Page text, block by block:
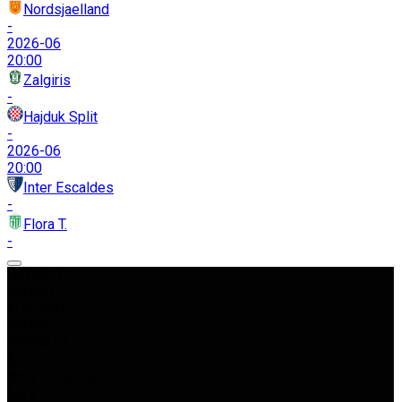
Nordsjaelland
-
2026-06
20:00
Zalgiris
-
Hajduk Split
-
2026-06
20:00
Inter Escaldes
-
Flora T.
-